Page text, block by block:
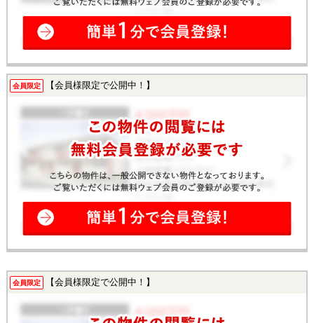
会員限定 【会員様限定で公開中！】
会員限定 【会員様限定で公開中！】